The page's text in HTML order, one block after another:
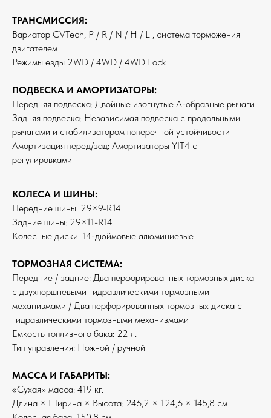
ТРАНСМИССИЯ:
Вариатор CVTech, P / R / N / H / L , система торможения
двигателем
Режимы езды 2WD / 4WD / 4WD Lock
ПОДВЕСКА И АМОРТИЗАТОРЫ:
Передняя подвеска: Двойные изогнутые А-образные рычаги
Задняя подвеска: Независимая подвеска с продольными
рычагами и стабилизатором поперечной устойчивости
Амортизация перед/зад: Амортизаторы YIT4 с
регулировками
КОЛЕСА И ШИНЫ:
Передние шины: 29×9-R14
Задние шины: 29×11-R14
Колесные диски: 14-дюймовые алюминиевые
ТОРМОЗНАЯ СИСТЕМА:
Передние / задние: Два перфорированных тормозных диска
с двухпоршневыми гидравлическими тормозными
механизмами / Два перфорированных тормозных диска с
гидравлическими тормозными механизмами
Емкость топливного бака: 22 л.
Тип управления: Ножной / ручной
МАССА И ГАБАРИТЫ:
«Сухая» масса: 419 кг.
Длина × Ширина × Высота: 246,2 × 124,6 × 145,8 см